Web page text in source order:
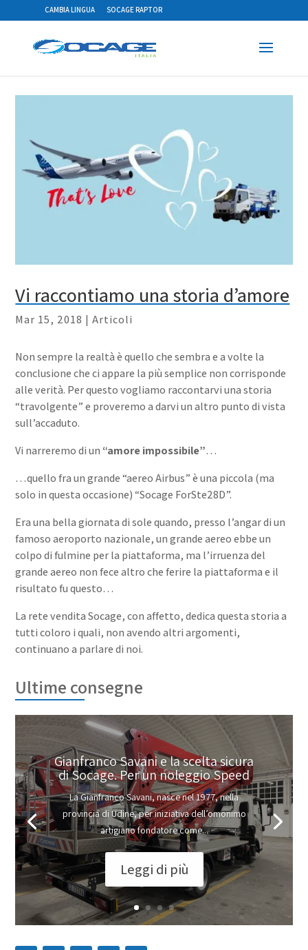
CAMBIA LINGUA SOCAGE RAPTOR
Vi raccontiamo una storia d’amore
Mar 15, 2018 |Articoli
Non sempre la realtà è quello che sembra e a volte la
conclusione che ci appare la più semplice non corrisponde
alle verità. Per questo vogliamo raccontarvi una storia
“travolgente” e proveremo a darvi un altro punto di vista
sull’accaduto.
Vi narreremo di un “amore impossibile”…
…quello fra un grande “aereo Airbus” è una piccola (ma
solo in questa occasione) “Socage ForSte28D”.
Era una bella giornata di sole quando, presso l’angar di un
famoso aeroporto nazionale, un grande aereo ebbe un
colpo di fulmine per la piattaforma, ma l’irruenza del
grande aereo non fece altro che ferire la piattaforma e il
risultato fu questo…
La rete vendita Socage, con affetto, dedica questa storia a
tutti coloro i quali, non avendo altri argomenti,
continuano a parlare di noi.
Ultime consegne
Gianfranco Savani e la scelta sicura
di Socage. Per un noleggio Speed
La Gianfranco Savani, nasce nel 1977, nella
provincia di Udine, per iniziativa dell’omonimo
artigiano fondatore come...
Leggi di più